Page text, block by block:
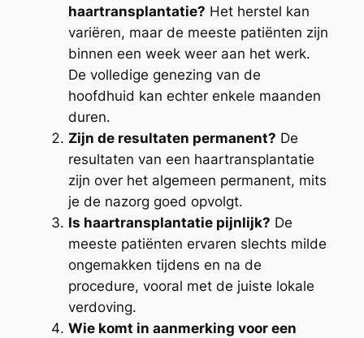
haartransplantatie? Het herstel kan
variëren, maar de meeste patiënten zijn
binnen een week weer aan het werk.
De volledige genezing van de
hoofdhuid kan echter enkele maanden
duren.
Zijn de resultaten permanent? De
resultaten van een haartransplantatie
zijn over het algemeen permanent, mits
je de nazorg goed opvolgt.
Is haartransplantatie pijnlijk? De
meeste patiënten ervaren slechts milde
ongemakken tijdens en na de
procedure, vooral met de juiste lokale
verdoving.
Wie komt in aanmerking voor een